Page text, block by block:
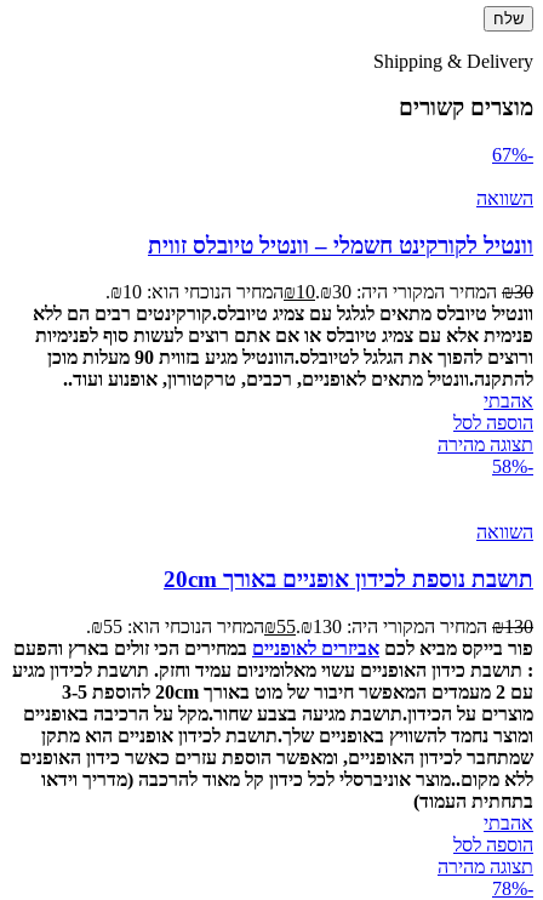
Shipping & Delivery
מוצרים קשורים
-67%
השוואה
וונטיל לקורקינט חשמלי – וונטיל טיובלס זווית
₪30 המחיר המקורי היה: ₪30. ₪10
המחיר הנוכחי הוא: ₪10.
וונטיל טיובלס מתאים לגלגל עם צמיג טיובלס.קורקינטים רבים הם ללא
פנימית אלא עם צמיג טיובלס או אם אתם רוצים לעשות סוף לפנימיות
ורוצים להפוך את הגלגל לטיובלס.
הוונטיל מגיע בזווית 90 מעלות מוכן
להתקנה.וונטיל מתאים לאופניים, רכבים, טרקטורון, אופנוע ועוד..
אהבתי
הוספה לסל
תצוגה מהירה
-58%
השוואה
תושבת נוספת לכידון אופניים באורך 20cm
₪130 המחיר המקורי היה: ₪130. ₪55
המחיר הנוכחי הוא: ₪55.
פור בייקס מביא לכם אביזרים לאופניים במחירים הכי זולים בארץ והפעם
: תושבת כידון האופניים עשוי מאלומיניום עמיד וחזק. תושבת לכידון מגיע
עם 2 מעמדים המאפשר חיבור של מוט באורך 20cm להוספת 3-5
מוצרים על הכידון.תושבת מגיעה בצבע שחור.מקל על הרכיבה באופניים
ומוצר נחמד להשוויץ באופניים שלך.תושבת לכידון אופניים הוא מתקן
שמתחבר לכידון האופניים, ומאפשר הוספת עזרים כאשר כידון האופנים
ללא מקום..מוצר אוניברסלי לכל כידון קל מאוד להרכבה (מדריך וידאו
בתחתית העמוד)
אהבתי
הוספה לסל
תצוגה מהירה
-78%